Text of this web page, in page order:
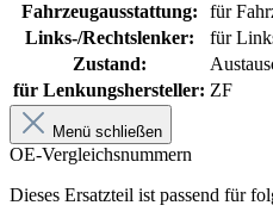
Fahrzeugausstattung:
für
Links-/Rechtslenker:
für
Zustand:
für Lenkungshersteller: ZF
Menü schließen
OE-Vergleichsnummern
Dieses Ersatzteil ist passend für